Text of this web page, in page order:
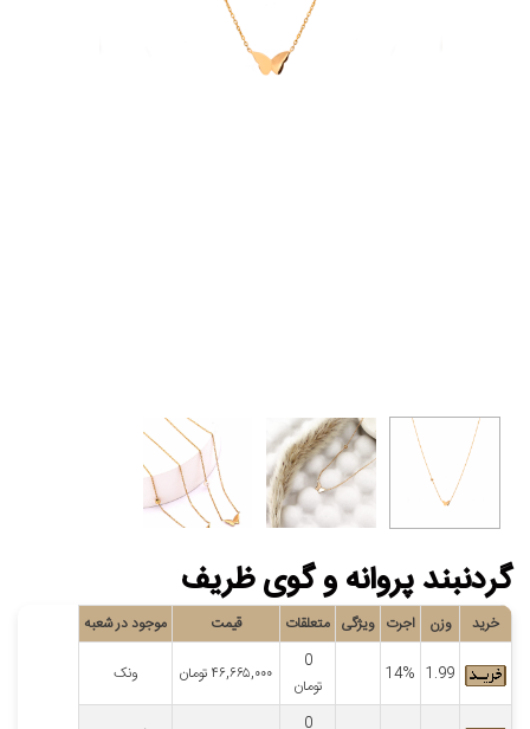
گردنبند پروانه و گوی ظریف
خرید وزن اجرت ویژگی متعلقات قیمت موجود در شعبه
1.99
14%
0
تومان
۴۶,۶۶۵,۰۰۰ تومان ونک
0